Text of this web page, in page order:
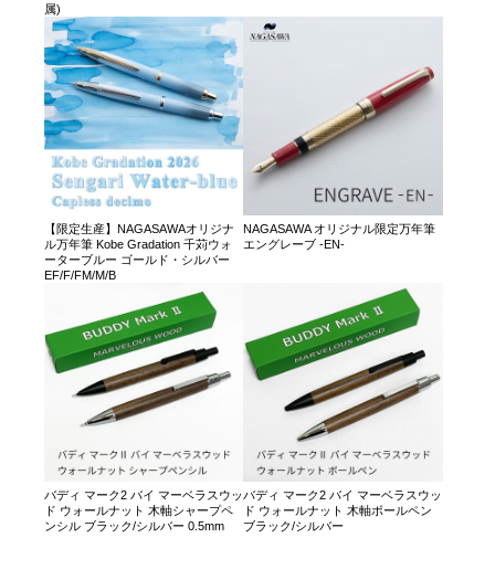
属)
【限定生産】NAGASAWAオリジナ
ル万年筆 Kobe Gradation 千苅ウォ
ーターブルー ゴールド・シルバー
EF/F/FM/M/B
NAGASAWA オリジナル限定万年筆
エングレーブ -EN-
バディ マーク2 バイ マーベラスウッ
ド ウォールナット 木軸シャープペ
ンシル ブラック/シルバー 0.5mm
バディ マーク2 バイ マーベラスウッ
ド ウォールナット 木軸ボールペン
ブラック/シルバー